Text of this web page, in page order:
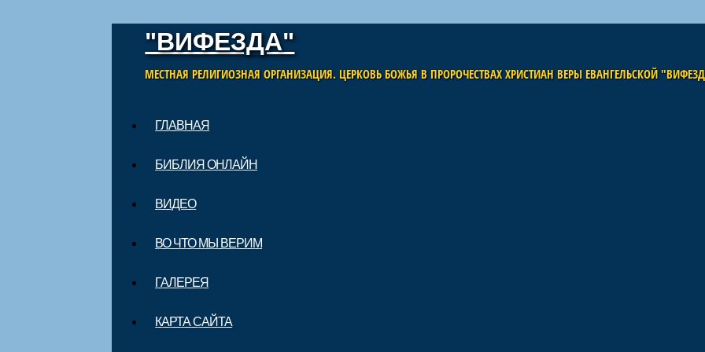
"ВИФЕЗДА"
МЕСТНАЯ РЕЛИГИОЗНАЯ ОРГАНИЗАЦИЯ. ЦЕРКОВЬ БОЖЬЯ В ПРОРОЧЕСТВАХ ХРИСТИАН ВЕРЫ ЕВАНГЕЛЬСКОЙ
Main menu
ГЛАВНАЯ
БИБЛИЯ ОНЛАЙН
ВИДЕО
ВО ЧТО МЫ ВЕРИМ
ГАЛЕРЕЯ
КАРТА САЙТА